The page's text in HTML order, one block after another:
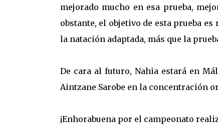
mejorado mucho en esa prueba,
obstante, el objetivo de esta prueba
la natación adaptada, más que la
De cara al futuro, Nahia estará en
Aintzane Sarobe en la concentración
¡Enhorabuena por el campeonato